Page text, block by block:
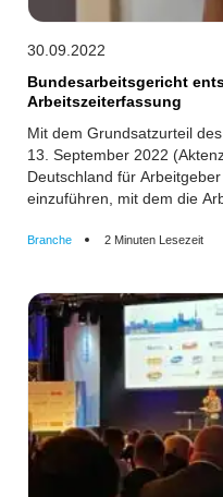
30.09.2022
Bundesarbeitsgericht
Arbeitszeiterfassung
Mit dem Grundsatzurteil
13. September 2022
Deutschland für
einzuführen, mit dem die
Branche 2 Minuten Lesezeit